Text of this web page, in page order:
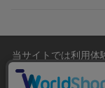
会社概要
当サイトでは利用体
ラフィックの分析
サイトの閲覧を継